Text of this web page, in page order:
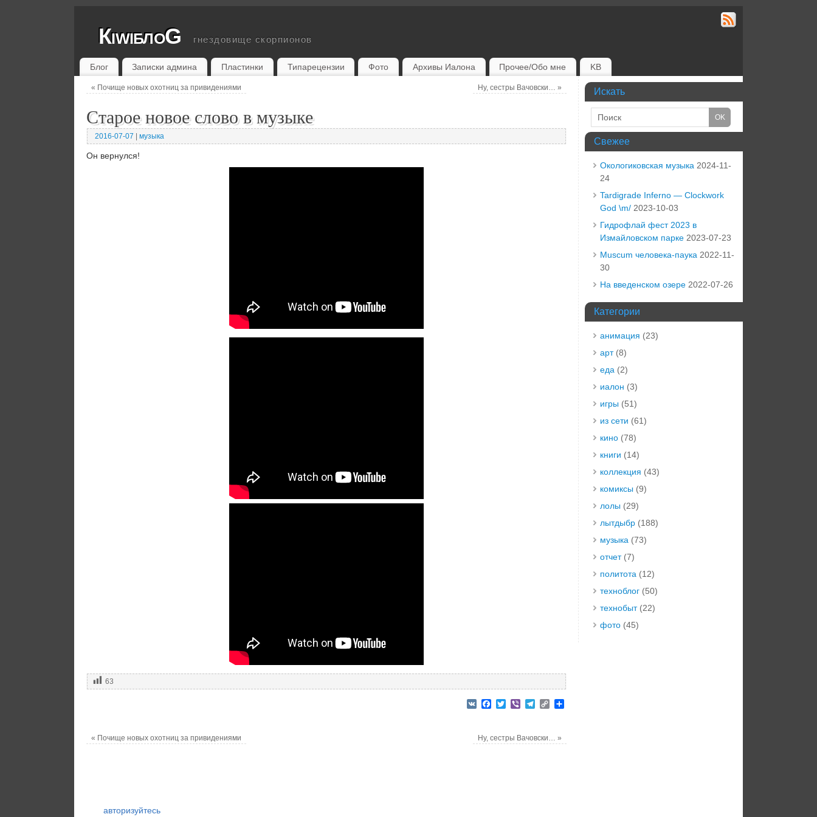
КiwiблоG гнездовище скорпионов
Блог Записки админа Пластинки Типарецензии Фото Архивы Иалона Прочее/Обо мне KB
« Почище новых охотниц за привидениями Ну, сестры Вачовски…»
Старое новое слово в музыке
2016-07-07 | музыка
Он вернулся!
63
VK Facebook
TwitterViberTelegram
Copy
« Почище новых охотниц за привидениями Ну, сестры Вачовски…»
авторизуйтесь
Искать
Свежее
Окологиковская музыка 2024-11-
24
Tardigrade Inferno — Clockwork
God \m/ 2023-10-03
Гидрофлай фест 2023 в
Измайловском парке 2023-07-23
Muscum человека-паука 2022-11-
30
На введенском озере 2022-07-26
Категории
анимация (23)
арт(8)
еда (2)
иалон (3)
игры (51)
из сети (61)
кино (78)
книги (14)
коллекция (43)
комиксы (9)
лолы (29)
лытдыбр (188)
музыка (73)
отчет(7)
политота (12)
техноблог (50)
технобыт(22)
фото (45)